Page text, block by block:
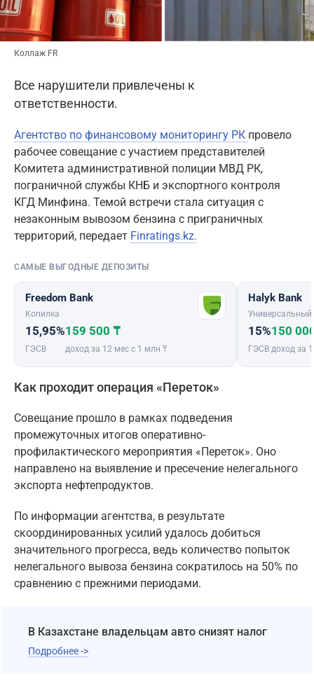
Коллаж FR
Все нарушители привлечены к
ответственности.
Агентство по финансовому мониторингу РК провело
рабочее совещание с участием представителей
Комитета административной полиции МВД РК,
пограничной службы КНБ и экспортного контроля
КГД Минфина. Темой встречи стала ситуация с
незаконным вывозом бензина с приграничных
территорий, передает Finratings.kz.
САМЫЕ ВЫГОДНЫЕ ДЕПОЗИТЫ
Freedom Bank
Копилка
15,95%
ГЭСВ
159 500 ₸
доход за 12 мес с 1 млн ₸
Halyk Bank
Универсальный
15%
ГЭСВ
150
доход за
Как проходит операция «Переток»
Совещание прошло в рамках подведения
промежуточных итогов оперативно-
профилактического мероприятия «Переток». Оно
направлено на выявление и пресечение нелегального
экспорта нефтепродуктов.
По информации агентства, в результате
скоординированных усилий удалось добиться
значительного прогресса, ведь количество попыток
нелегального вывоза бензина сократилось на 50% по
сравнению с прежними периодами.
В Казахстане владельцам авто снизят налог
Подробнее ->